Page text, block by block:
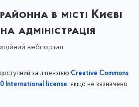
в місті Києві
адміністрація
вебпортал
за ліцензією Creative Commons
International license, якщо не зазначено